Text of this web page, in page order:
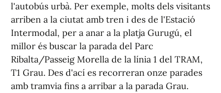
l'autobús urbà. Per exemple, molts dels visitants
arriben a la ciutat amb tren i des de l'Estació
Intermodal, per a anar a la platja Gurugú, el
millor és buscar la parada del Parc
Ribalta/Passeig Morella de la línia 1 del TRAM,
T1 Grau. Des d'ací es recorreran onze parades
amb tramvia fins a arribar a la parada Grau.